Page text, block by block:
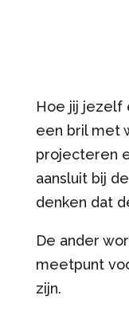
Hoe jij jezelf
een bril met
projecteren
aansluit bij
denken dat
De ander
meetpunt
zijn.